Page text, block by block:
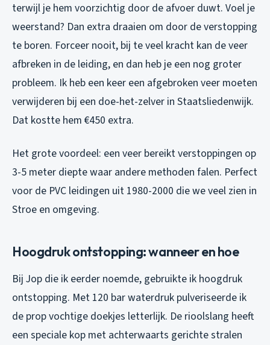
terwijl je hem voorzichtig door de afvoer duwt. Voel je
weerstand? Dan extra draaien om door de verstopping
te boren. Forceer nooit, bij te veel kracht kan de veer
afbreken in de leiding, en dan heb je een nog groter
probleem. Ik heb een keer een afgebroken veer moeten
verwijderen bij een doe-het-zelver in Staatsliedenwijk.
Dat kostte hem €450 extra.
Het grote voordeel: een veer bereikt verstoppingen op
3-5 meter diepte waar andere methoden falen. Perfect
voor de PVC leidingen uit 1980-2000 die we veel zien in
Stroe en omgeving.
Hoogdruk ontstopping: wanneer en hoe
Bij Jop die ik eerder noemde, gebruikte ik hoogdruk
ontstopping. Met 120 bar waterdruk pulveriseerde ik
de prop vochtige doekjes letterlijk. De rioolslang heeft
een speciale kop met achterwaarts gerichte stralen